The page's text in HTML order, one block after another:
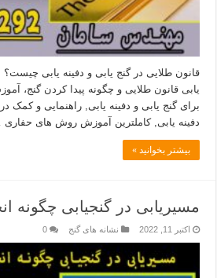
یابی قانون طلایی و چگونه پیدا کردن گنج،
برای گنج یابی و دفینه یابی, راهنمایی و کمک
دفینه یابی, کاملترین آموزش روش های حفاری
بیشتر بخوانید »
مسیریابی در گنجیابی چگونه
اکتبر 11, 2022 نشانه های گنج 0